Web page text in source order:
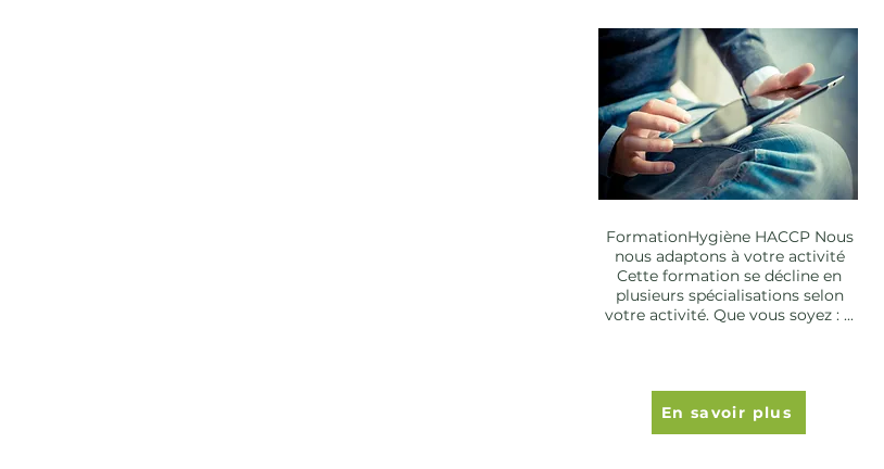
FormationHygiène HACCP Nous
nous adaptons à votre activité
Cette formation se décline en
plusieurs spécialisations selon
votre activité. Que vous soyez : ...
En savoir plus